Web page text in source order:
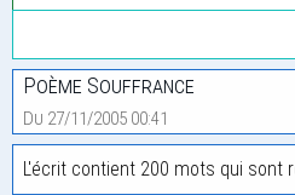
Poème Souffrance
Du 27/11/2005 00:41
L'écrit contient 200 mots qui sont